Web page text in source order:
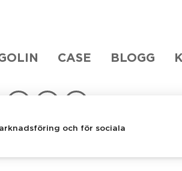
CASE BLOGG
och för sociala